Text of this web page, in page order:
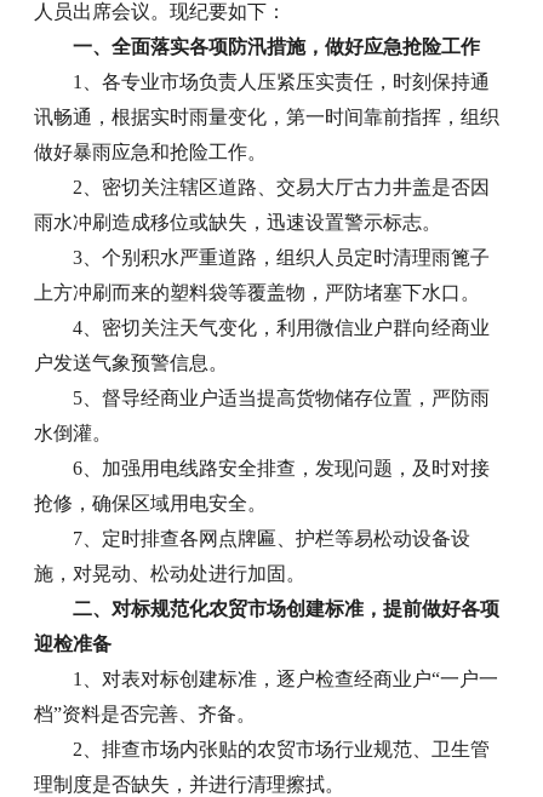
人员出席会议。现纪要如下：
一、全面落实各项防汛措施，做好应急抢险工作
1、各专业市场负责人压紧压实责任，时刻保持通
讯畅通，根据实时雨量变化，第一时间靠前指挥，组织
做好暴雨应急和抢险工作。
2、密切关注辖区道路、交易大厅古力井盖是否因
雨水冲刷造成移位或缺失，迅速设置警示标志。
3、个别积水严重道路，组织人员定时清理雨篦子
上方冲刷而来的塑料袋等覆盖物，严防堵塞下水口。
4、密切关注天气变化，利用微信业户群向经商业
户发送气象预警信息。
5、督导经商业户适当提高货物储存位置，严防雨
水倒灌。
6、加强用电线路安全排查，发现问题，及时对接
抢修，确保区域用电安全。
7、定时排查各网点牌匾、护栏等易松动设备设
施，对晃动、松动处进行加固。
二、对标规范化农贸市场创建标准，提前做好各项
迎检准备
1、对表对标创建标准，逐户检查经商业户“一户一
档”资料是否完善、齐备。
2、排查市场内张贴的农贸市场行业规范、卫生管
理制度是否缺失，并进行清理擦拭。